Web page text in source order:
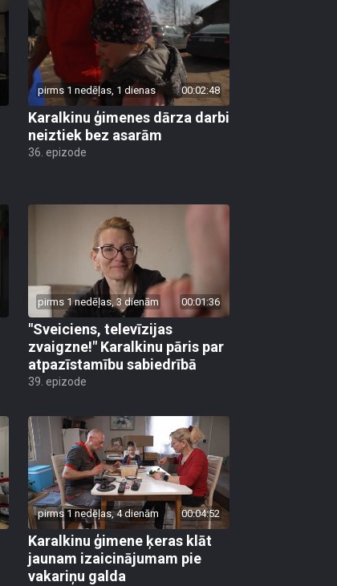
pirms 1 nedēļas, 1 dienas 00:02:48
Karalkinu ģimenes dārza darbi
neiztiek bez asarām
36. epizode
pirms 1 nedēļas, 3 dienām 00:01:36
"Sveiciens, televīzijas
zvaigzne!" Karalkinu pāris par
atpazīstamību sabiedrībā
39. epizode
pirms 1 nedēļas, 4 dienām 00:04:52
Karalkinu ģimene ķeras klāt
jaunam izaicinājumam pie
vakariņu galda